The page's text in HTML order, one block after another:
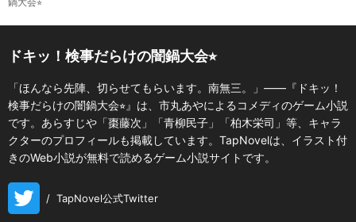
ドキッ！検事だらけの闇鍋大会⭐︎
「ほんなら先陣、切らせてもらいます。南無三。」――『ドキッ！
検事だらけの闇鍋大会⭐︎』は、市丸あやによるコメディのゲーム小説
です。あらすじや「棗藤次」「青柳民子」「柏木栄司」等、キャラ
クターのプロフィールも掲載しています。TapNovelは、イラスト付
きのWeb小説が無料で読めるゲーム小説サイトです。
/ TapNovel公式Twitter